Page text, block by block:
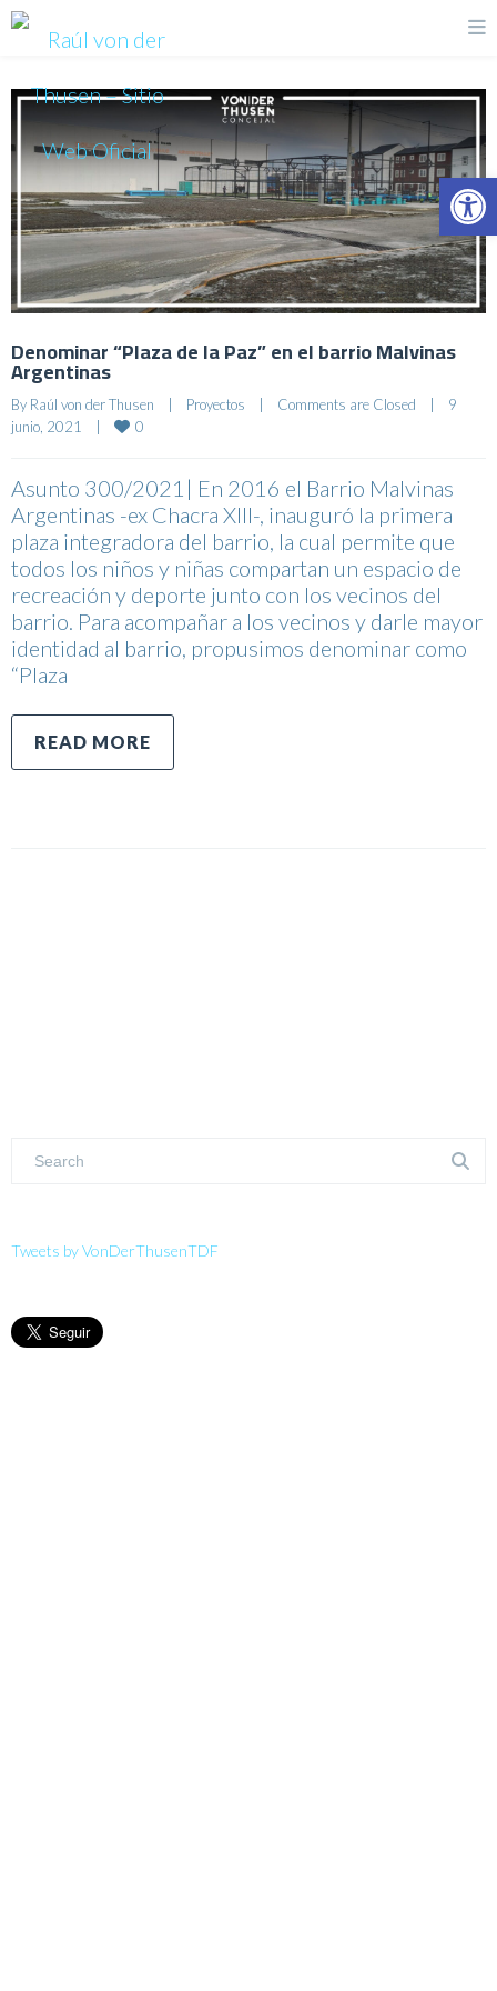
Denominar “Plaza de la Paz” en el barrio Malvinas
Argentinas
By Raúl von der Thusen | Proyectos | Comments are Closed |
9
junio, 2021
| 0
Asunto 300/2021| En 2016 el Barrio Malvinas
Argentinas -ex Chacra XIII-, inauguró la primera
plaza integradora del barrio, la cual permite que
todos los niños y niñas compartan un espacio de
recreación y deporte junto con los vecinos del
barrio. Para acompañar a los vecinos y darle mayor
identidad al barrio, propusimos denominar como
“Plaza
READ MORE
Tweets by VonDerThusenTDF